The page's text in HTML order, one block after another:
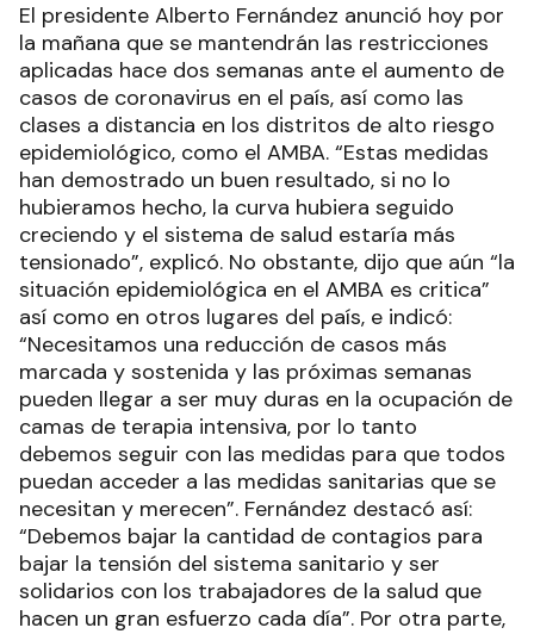
El presidente Alberto Fernández anunció hoy por
la mañana que se mantendrán las restricciones
aplicadas hace dos semanas ante el aumento de
casos de coronavirus en el país, así como las
clases a distancia en los distritos de alto riesgo
epidemiológico, como el AMBA. “Estas medidas
han demostrado un buen resultado, si no lo
hubieramos hecho, la curva hubiera seguido
creciendo y el sistema de salud estaría más
tensionado”, explicó. No obstante, dijo que aún “la
situación epidemiológica en el AMBA es critica”
así como en otros lugares del país, e indicó:
“Necesitamos una reducción de casos más
marcada y sostenida y las próximas semanas
pueden llegar a ser muy duras en la ocupación de
camas de terapia intensiva, por lo tanto
debemos seguir con las medidas para que todos
puedan acceder a las medidas sanitarias que se
necesitan y merecen”. Fernández destacó así:
“Debemos bajar la cantidad de contagios para
bajar la tensión del sistema sanitario y ser
solidarios con los trabajadores de la salud que
hacen un gran esfuerzo cada día”. Por otra parte,